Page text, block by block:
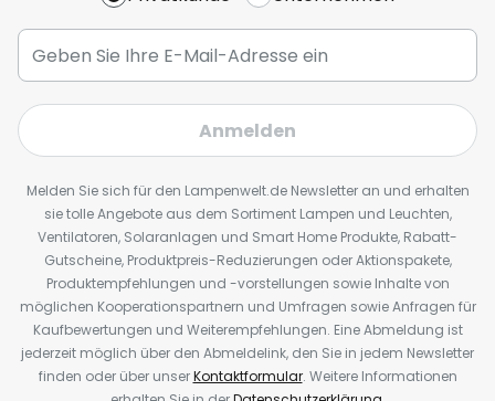
Anmelden
Melden Sie sich für den Lampenwelt.de Newsletter an und erhalten
sie tolle Angebote aus dem Sortiment Lampen und Leuchten,
Ventilatoren, Solaranlagen und Smart Home Produkte, Rabatt-
Gutscheine, Produktpreis-Reduzierungen oder Aktionspakete,
Produktempfehlungen und -vorstellungen sowie Inhalte von
möglichen Kooperationspartnern und Umfragen sowie Anfragen für
Kaufbewertungen und Weiterempfehlungen. Eine Abmeldung ist
jederzeit möglich über den Abmeldelink, den Sie in jedem Newsletter
finden oder über unserKontaktformular. Weitere Informationen